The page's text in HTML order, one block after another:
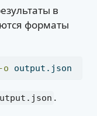
в
форматы
-o output.json
.